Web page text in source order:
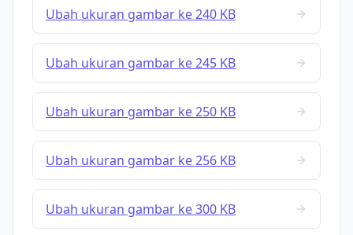
Ubah ukuran gambar ke 240 KB
Ubah ukuran gambar ke 245 KB
Ubah ukuran gambar ke 250 KB
Ubah ukuran gambar ke 256 KB
Ubah ukuran gambar ke 300 KB